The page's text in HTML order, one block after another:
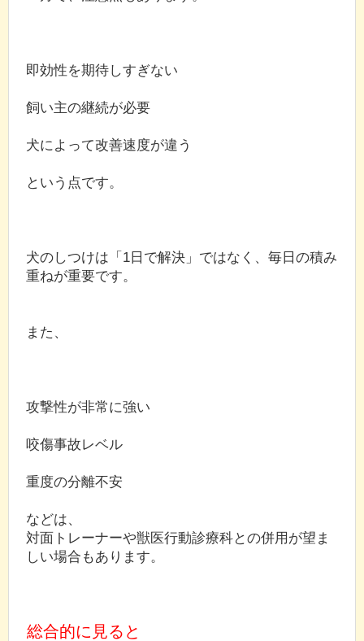
即効性を期待しすぎない
飼い主の継続が必要
犬によって改善速度が違う
という点です。
犬のしつけは「1日で解決」ではなく、毎日の積み
重ねが重要です。
また、
攻撃性が非常に強い
咬傷事故レベル
重度の分離不安
などは、
対面トレーナーや獣医行動診療科との併用が望ま
しい場合もあります。
総合的に見ると